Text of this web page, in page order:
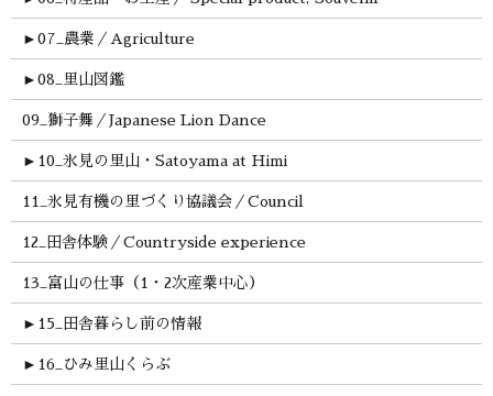
► 07_農業／Agriculture
► 08_里山図鑑
09_獅子舞／Japanese Lion Dance
► 10_氷見の里山・Satoyama at Himi
11_氷見有機の里づくり協議会／Council
12_田舎体験／Countryside experience
13_富山の仕事（1・2次産業中心）
► 15_田舎暮らし前の情報
► 16_ひみ里山くらぶ